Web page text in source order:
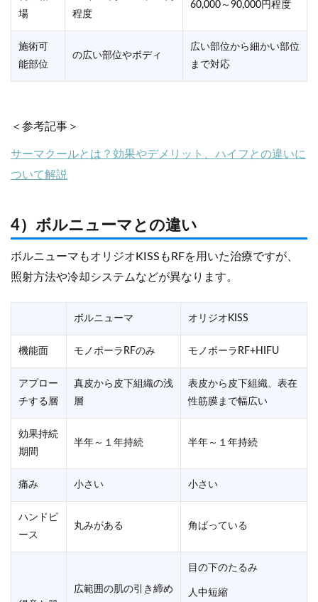
場
程度
60,000～90,000円程度
施術可
能部位
の広い部位やボディ
広い部位から細かい部位
まで対応
＜参考記事＞
サーマクールとは？効果やデメリット、ハイフとの違いに
ついて解説
4）ボルニューマとの違い
ボルニューマもオリジオKISSもRFを用いた治療ですが、
照射方法や冷却システムなどが異なります。
ボルニューマ オリジオKISS
機能面 モノポーラRFのみ モノポーラRF+HIFU
アプロー
チする層
真皮から皮下組織の浅
層
表皮から皮下組織、表在
性筋膜まで幅広い
効果持続
期間
半年～１年持続 半年～１年持続
痛み 小さい 小さい
ハンドピ
ース
丸みがある 角ばっている
広範囲の肌の引き締め
目の下のたるみ
人中短縮